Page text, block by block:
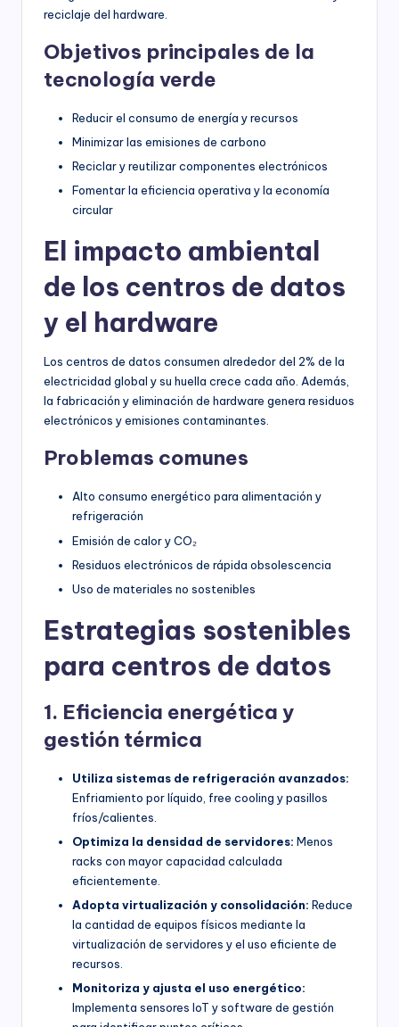
reciclaje del hardware.
Objetivos principales de la
tecnología verde
Reducir el consumo de energía y recursos
Minimizar las emisiones de carbono
Reciclar y reutilizar componentes electrónicos
Fomentar la eficiencia operativa y la economía
circular
El impacto ambiental
de los centros de datos
y el hardware
Los centros de datos consumen alrededor del 2% de la
electricidad global y su huella crece cada año. Además,
la fabricación y eliminación de hardware genera residuos
electrónicos y emisiones contaminantes.
Problemas comunes
Alto consumo energético para alimentación y
refrigeración
Emisión de calor y CO₂
Residuos electrónicos de rápida obsolescencia
Uso de materiales no sostenibles
Estrategias sostenibles
para centros de datos
1. Eficiencia energética y
gestión térmica
Utiliza sistemas de refrigeración avanzados:
Enfriamiento por líquido, free cooling y pasillos
fríos/calientes.
Optimiza la densidad de servidores: Menos
racks con mayor capacidad calculada
eficientemente.
Adopta virtualización y consolidación: Reduce
la cantidad de equipos físicos mediante la
virtualización de servidores y el uso eficiente de
recursos.
Monitoriza y ajusta el uso energético:
Implementa sensores IoT y software de gestión